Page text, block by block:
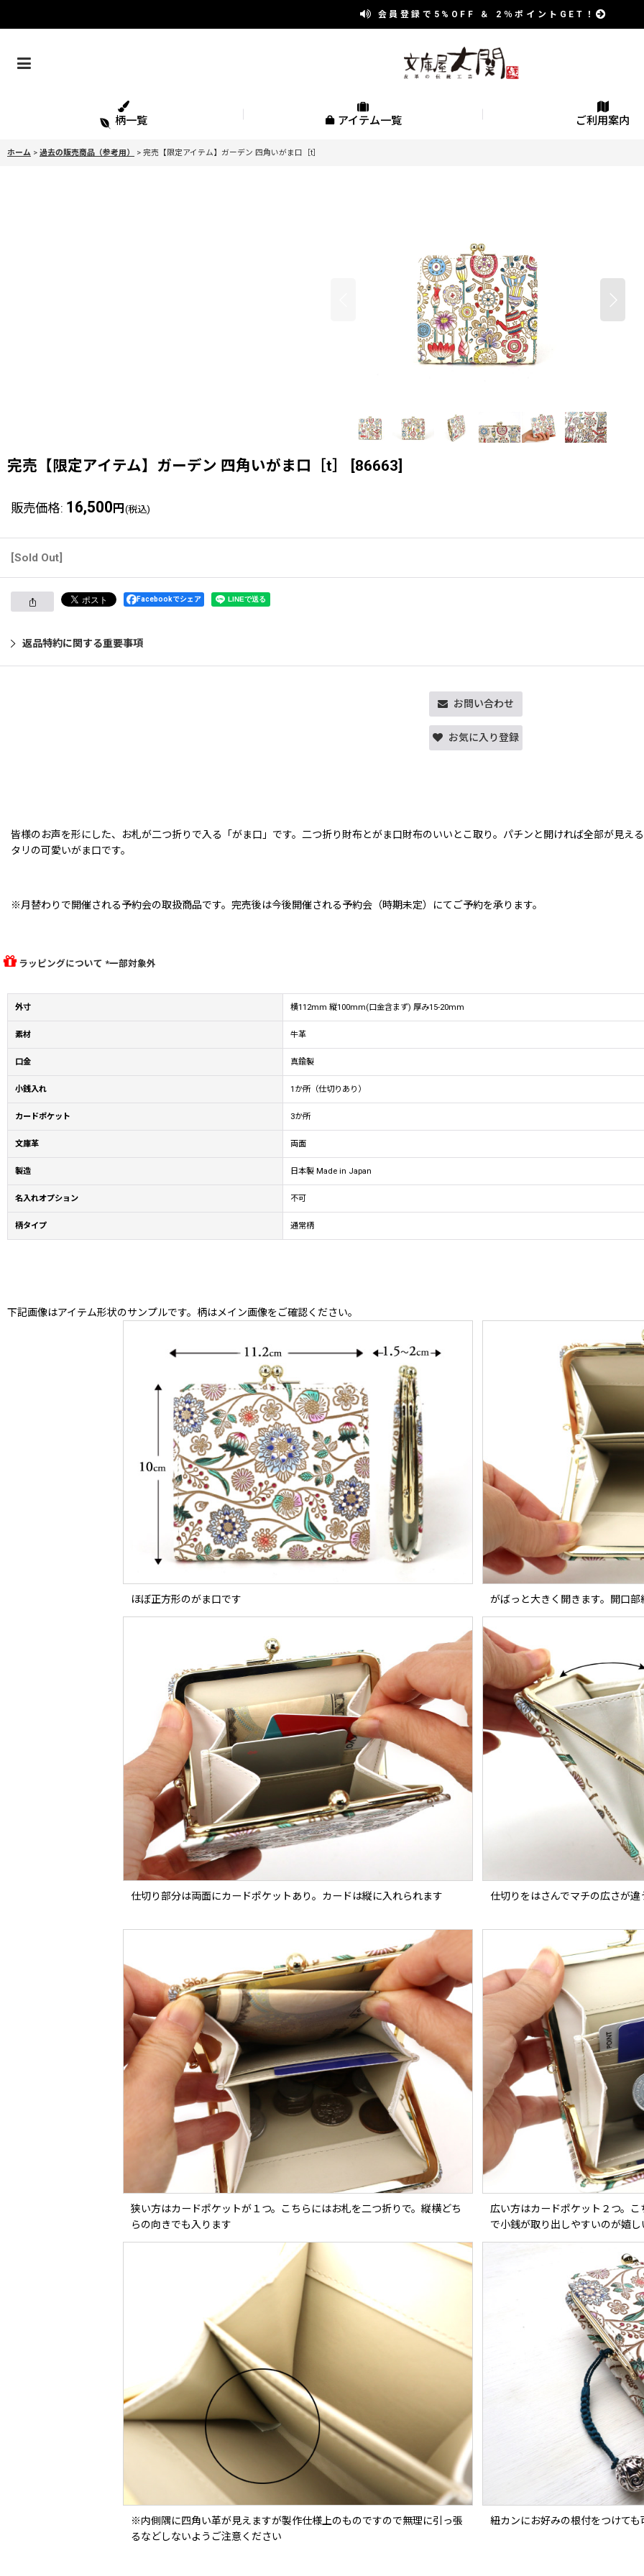
会員登録で 5%OFF ＆ 2％ポイントGET！
柄一覧 アイテム一覧 ご利用案内
ホーム > 過去の販売商品（参考用） > 完売【限定アイテム】ガーデン 四角いがま口［t］
完売【限定アイテム】ガーデン 四角いがま口［t］ 86663
販売価格: 16,500 円 (税込)
[Sold Out]
Facebookでシェア
返品特約に関する重要事項
お問い合わせ
お気に入り登録
皆様のお声を形にした、お札が二つ折りで入る「がま口」です。二つ折り財布とがま口財布のいいとこ取り。パチンと開ければ全部が見え
タリの可愛いがま口です。
※月替わりで開催される予約会の取扱商品です。完売後は今後開催される予約会（時期未定）にてご予約を承ります。
ラッピングについて *一部対象外
外寸 横112mm 縦100mm(口金含まず) 厚み15-20mm
素材 牛革
口金 真鍮製
小銭入れ 1か所（仕切りあり）
カードポケット 3か所
文庫革 両面
製造 日本製 Made in Japan
名入れオプション 不可
柄タイプ 通常柄
下記画像はアイテム形状のサンプルです。柄はメイン画像をご確認ください。
ほぼ正方形のがま口です がばっと大きく開きます。開口部
仕切り部分は両面にカードポケットあり。カードは縦に入れられます 仕切りをはさんでマチの広さが違
狭い方はカードポケットが１つ。こちらにはお札を二つ折りで。縦横どち
らの向きでも入ります
広い方はカードポケット２つ。
で小銭が取り出しやすいのが嬉
※内側隅に四角い革が見えますが製作仕様上のものですので無理に引っ張
るなどしないようご注意ください
紐カンにお好みの根付をつけて